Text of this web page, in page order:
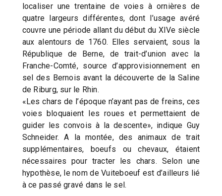
localiser une trentaine de voies à ornières de
quatre largeurs différentes, dont l’usage avéré
couvre une période allant du début du XIVe siècle
aux alentours de 1760. Elles servaient, sous la
République de Berne, de trait-d’union avec la
Franche-Comté, source d’approvisionnement en
sel des Bernois avant la découverte de la Saline
de Riburg, sur le Rhin.
«Les chars de l’époque n’ayant pas de freins, ces
voies bloquaient les roues et permettaient de
guider les convois à la descente», indique Guy
Schneider. A la montée, des animaux de trait
supplémentaires, boeufs ou chevaux, étaient
nécessaires pour tracter les chars. Selon une
hypothèse, le nom de Vuiteboeuf est d’ailleurs lié
à ce passé gravé dans le sel.